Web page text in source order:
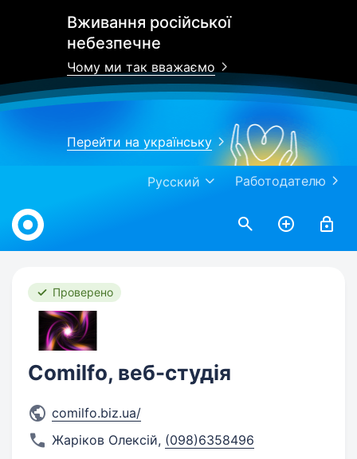
Вживання російської
небезпечне
Чому ми так вважаємо
Перейти на українську
Работодателю
Русский
Work.ua
Проверено
Comilfo, веб-студія
comilfo.biz.ua/
Жаріков Олексій, (098)6358496